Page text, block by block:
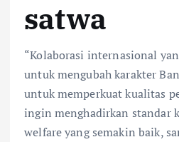
satwa
“Kolaborasi internasional
untuk mengubah karakter
untuk memperkuat kualitas
ingin menghadirkan standar
welfare yang semakin baik,